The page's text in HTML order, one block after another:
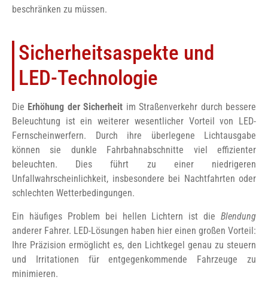
beschränken zu müssen.
Sicherheitsaspekte und
LED-Technologie
Die Erhöhung der Sicherheit im Straßenverkehr durch bessere
Beleuchtung ist ein weiterer wesentlicher Vorteil von LED-
Fernscheinwerfern. Durch ihre überlegene Lichtausgabe
können sie dunkle Fahrbahnabschnitte viel effizienter
beleuchten. Dies führt zu einer niedrigeren
Unfallwahrscheinlichkeit, insbesondere bei Nachtfahrten oder
schlechten Wetterbedingungen.
Ein häufiges Problem bei hellen Lichtern ist die Blendung
anderer Fahrer. LED-Lösungen haben hier einen großen Vorteil:
Ihre Präzision ermöglicht es, den Lichtkegel genau zu steuern
und Irritationen für entgegenkommende Fahrzeuge zu
minimieren.